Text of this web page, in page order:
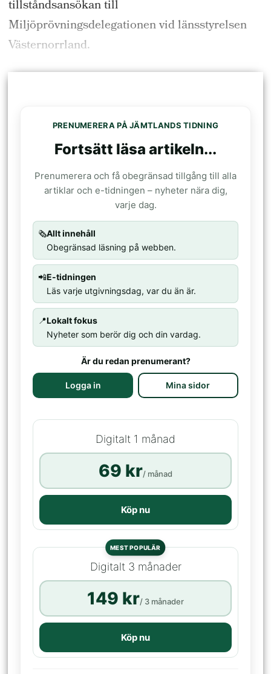
tillståndsansökan till
Miljöprövningsdelegationen vid länsstyrelsen
Västernorrland.
PRENUMERERA PÅ JÄMTLANDS TIDNING
Fortsätt läsa artikeln...
Prenumerera och få obegränsad tillgång till alla
artiklar och e-tidningen – nyheter nära dig,
varje dag.
🗞️Allt innehåll
Obegränsad läsning på webben.
📲E-tidningen
Läs varje utgivningsdag, var du än är.
📍Lokalt fokus
Nyheter som berör dig och din vardag.
Är du redan prenumerant?
Logga in Mina sidor
Digitalt 1 månad
69 kr/ månad
Köp nu
MEST POPULÄR
Digitalt 3 månader
149 kr/ 3 månader
Köp nu